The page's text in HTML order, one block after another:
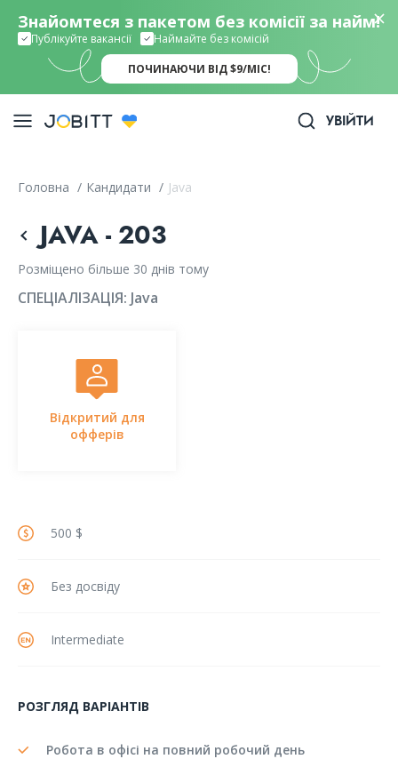
Знайомтеся з пакетом без комісії за найм!
Публікуйте вакансії Наймайте без комісій
ПОЧИНАЮЧИ ВІД $9/МІС!
УВІЙТИ
Головна / Кандидати / Java
JAVA - 203
Розміщено більше 30 днів тому
СПЕЦІАЛІЗАЦІЯ: Java
Відкритий для
офферів
500 $
Без досвіду
Intermediate
РОЗГЛЯД ВАРІАНТІВ
Робота в офісі на повний робочий день